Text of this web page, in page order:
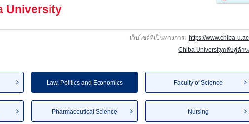
University
เว็บไซต์ที่เป็นทางการ: https://www.chiba-
Chiba Universityกลับสู่ด้า
Law, Politics and Economics Faculty of Science
Pharmaceutical Science Nursing